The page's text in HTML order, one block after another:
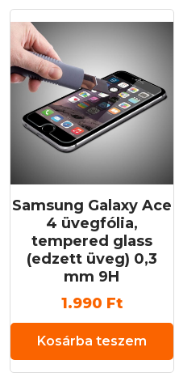
Samsung Galaxy Ace
4 üvegfólia,
tempered glass
(edzett üveg) 0,3
mm 9H
1.990 Ft
Kosárba teszem